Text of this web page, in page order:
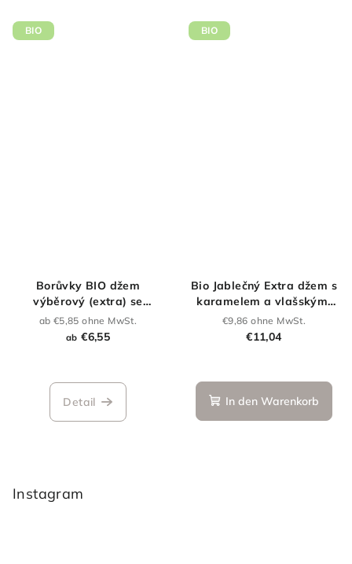
BIO
Borůvky BIO džem
výběrový (extra) se
sníženým obsahem cukru
ab €5,85 ohne MwSt.
ab €6,55
durchschnittliche
Produktbewertung
Detail
BIO
Bio Jablečný Extra džem s
karamelem a vlašskými
ořechy 270 g
€9,86 ohne MwSt.
€11,04
In den Warenkorb
ßInstagram